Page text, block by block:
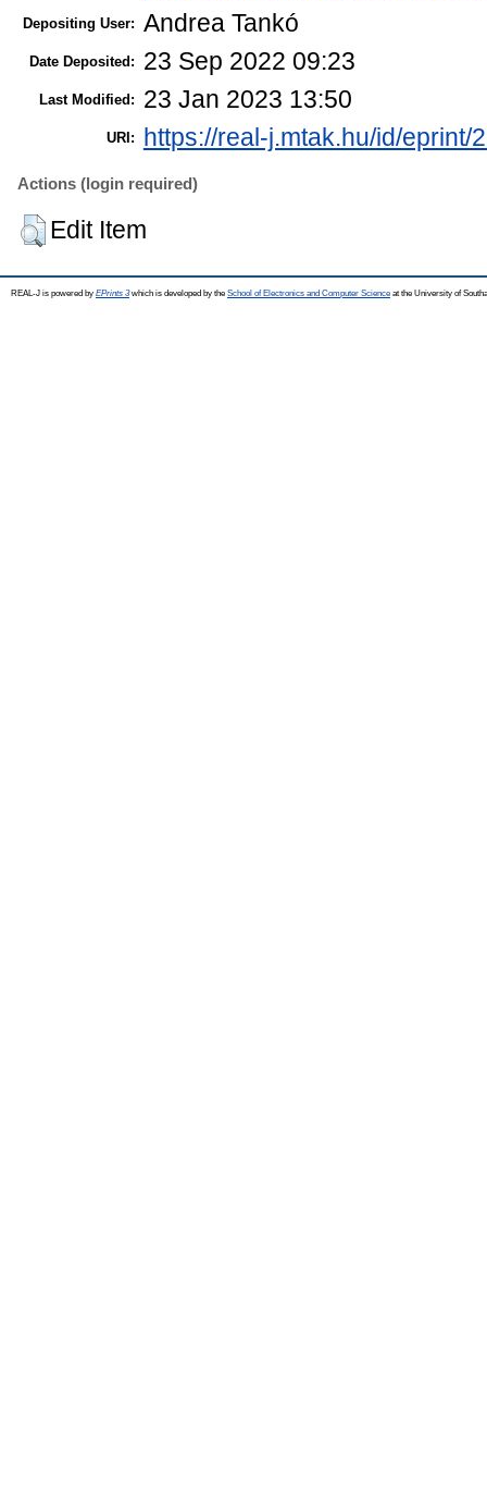
Depositing User: Andrea Tankó
Date Deposited: 23 Sep 2022 09:23
Last Modified: 23 Jan 2023 13:50
URI: https://real-j.mtak.hu/id/eprint/
Actions (login required)
Edit Item
REAL-J is powered by EPrints 3which is developed by the School of Electronics and Computer Science at the University of